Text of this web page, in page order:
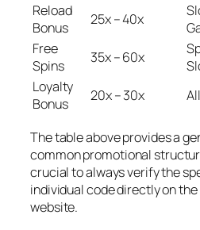
Reload
Bonus
25x – 40x
Free
Spins
35x – 60x
Loyalty
Bonus
20x – 30x
The table above provides a
common promotional
crucial to always verify the
individual code directly on the
website.